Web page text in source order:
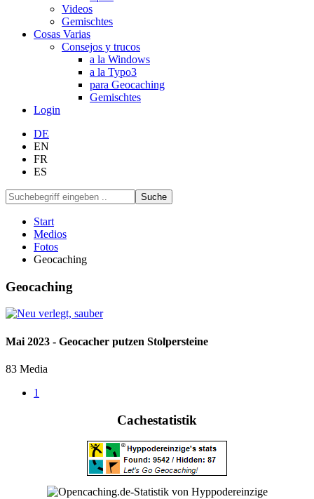
Videos
Gemischtes
Cosas Varias
Consejos y trucos
a la Windows
a la Typo3
para Geocaching
Gemischtes
Login
DE
EN
FR
ES
Suche
Start
Medios
Fotos
Geocaching
Geocaching
Mai 2023 - Geocacher putzen Stolpersteine
83 Media
1
Cachestatistik